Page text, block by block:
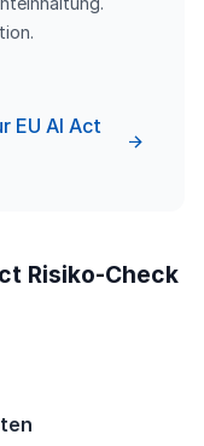
EU AI Act
Risiko-Check